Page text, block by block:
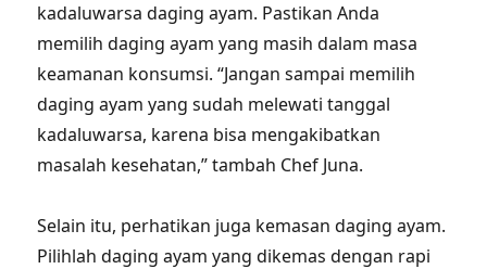
kadaluwarsa daging ayam. Pastikan Anda
memilih daging ayam yang masih dalam masa
keamanan konsumsi. “Jangan sampai memilih
daging ayam yang sudah melewati tanggal
kadaluwarsa, karena bisa mengakibatkan
masalah kesehatan,” tambah Chef Juna.
Selain itu, perhatikan juga kemasan daging ayam.
Pilihlah daging ayam yang dikemas dengan rapi